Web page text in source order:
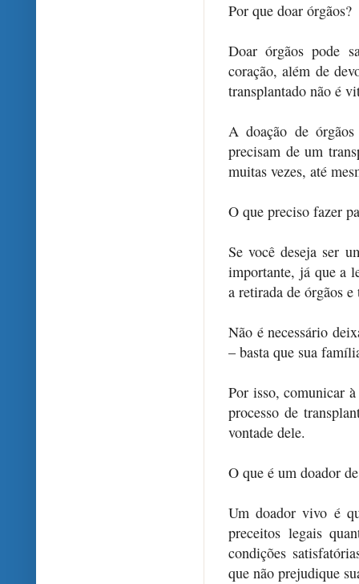
Por que doar órgãos?
Doar órgãos pode
coração, além de
transplantado não é
A doação de
precisam de um
muitas vezes, até
O que preciso fazer
Se você deseja ser
importante, já que a
a retirada de órgãos
Não é necessário
– basta que sua
Por isso, comunicar
processo de
vontade dele.
O que é um doador
Um doador vivo é
preceitos legais
condições
que não prejudique